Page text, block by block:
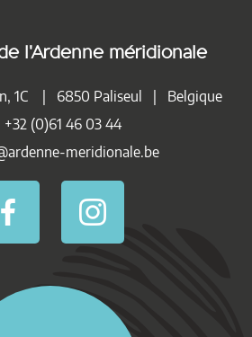
l'Ardenne méridionale
1C | 6850 Paliseul | Belgique
+32 (0)61 46 03 44
meridionale.be